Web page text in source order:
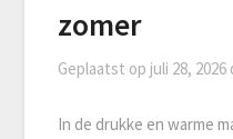
zomer
Geplaatst op juli 28, 2026
In de drukke en warme